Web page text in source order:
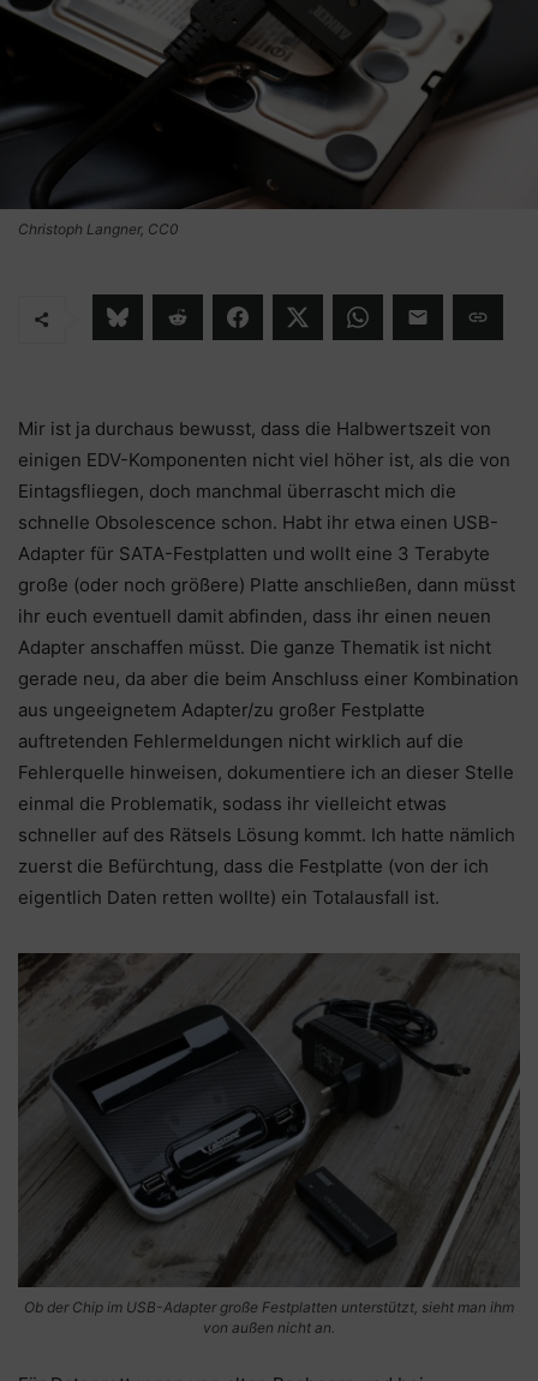
Christoph Langner, CC0
Mir ist ja durchaus bewusst, dass die Halbwertszeit von
einigen EDV-Komponenten nicht viel höher ist, als die von
Eintagsfliegen, doch manchmal überrascht mich die
schnelle Obsolescence schon. Habt ihr etwa einen USB-
Adapter für SATA-Festplatten und wollt eine 3 Terabyte
große (oder noch größere) Platte anschließen, dann müsst
ihr euch eventuell damit abfinden, dass ihr einen neuen
Adapter anschaffen müsst. Die ganze Thematik ist nicht
gerade neu, da aber die beim Anschluss einer Kombination
aus ungeeignetem Adapter/zu großer Festplatte
auftretenden Fehlermeldungen nicht wirklich auf die
Fehlerquelle hinweisen, dokumentiere ich an dieser Stelle
einmal die Problematik, sodass ihr vielleicht etwas
schneller auf des Rätsels Lösung kommt. Ich hatte nämlich
zuerst die Befürchtung, dass die Festplatte (von der ich
eigentlich Daten retten wollte) ein Totalausfall ist.
Ob der Chip im USB-Adapter große Festplatten unterstützt, sieht man ihm
von außen nicht an.